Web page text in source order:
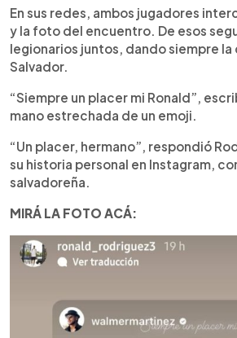
En sus redes, ambos jugadores
y la foto del encuentro. De esos
legionarios juntos, dando siempre la
Salvador.
“Siempre un placer mi Ronald”,
mano estrechada de un emoji.
“Un placer, hermano”, respondió
su historia personal en Instagram,
salvadoreña.
MIRÁ LA FOTO ACÁ: